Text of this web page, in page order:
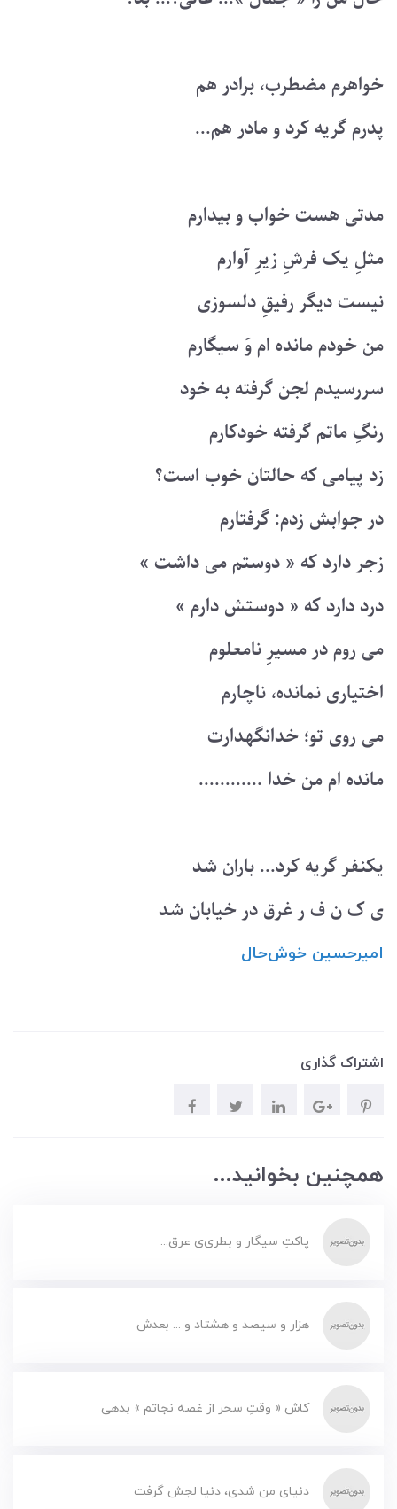
خواهرم مضطرب، برادر هم
پدرم گریه کرد و مادر هم...
مدتی هست خواب و بیدارم
مثلِ یک فرشِ زیرِ آوارم
نیست دیگر رفیقِ دلسوزی
من خودم مانده ام وَ سیگارم
سررسیدم لجن گرفته به خود
رنگِ ماتم گرفته خودکارم
زد پیامی که حالتان خوب است؟
در جوابش زدم: گرفتارم
زجر دارد که « دوستم می داشت »
درد دارد که « دوستش دارم »
می روم در مسیرِ نامعلوم
اختیاری نمانده، ناچارم
می روی تو؛ خدانگهدارت
مانده ام من خدا ............
یکنفر گریه کرد... باران شد
ی ک ن ف ر غرق در خیابان شد
امیرحسین ‌خوش‌حال
اشتراک گذاری
همچنین بخوانید...
پاکتِ سیگار و بطری‌ی عرق...
هزار و سیصد و هشتاد و ... بعدش
کاش « وقتِ سحر از غصه نجاتم » بدهی
دنیای من شدی، دنیا لجش گرفت